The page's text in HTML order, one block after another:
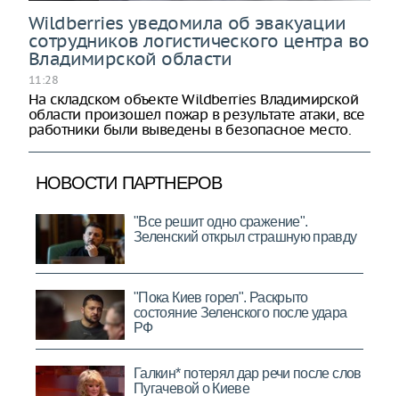
Wildberries уведомила об эвакуации
сотрудников логистического центра во
Владимирской области
11:28
На складском объекте Wildberries Владимирской
области произошел пожар в результате атаки, все
работники были выведены в безопасное место.